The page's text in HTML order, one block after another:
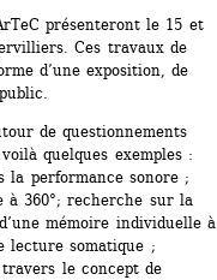
présenteront le 15 et
Ces travaux de
d’une exposition, de
de questionnements
quelques exemples :
performance sonore ;
à 360°; recherche sur la
mémoire individuelle à
lecture somatique ;
le concept de